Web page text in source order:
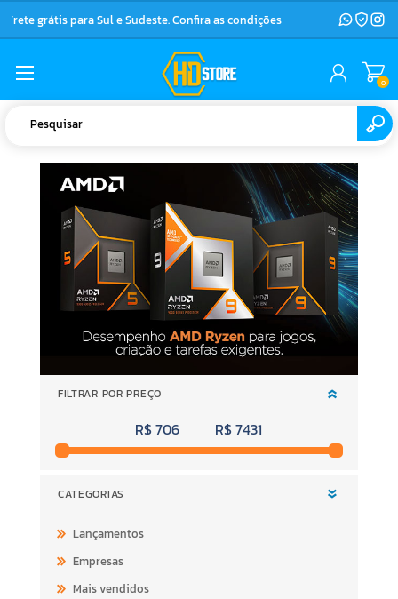
Frete grátis para Sul e Sudeste. Confira as condições
0
FILTRAR POR PREÇO
R$ 706 R$ 7431
CATEGORIAS
Lançamentos
Empresas
Mais vendidos